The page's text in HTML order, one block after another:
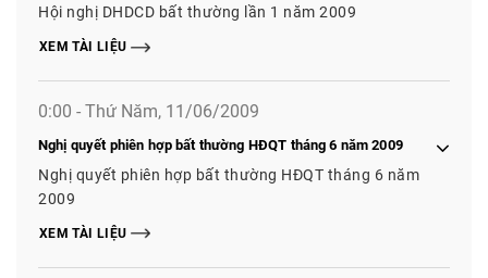
Hội nghị DHDCD bất thường lần 1 năm 2009
XEM TÀI LIỆU
0:00 - Thứ Năm, 11/06/2009
Nghị quyết phiên hợp bất thường HĐQT tháng 6 năm 2009
Nghị quyết phiên hợp bất thường HĐQT tháng 6 năm
2009
XEM TÀI LIỆU